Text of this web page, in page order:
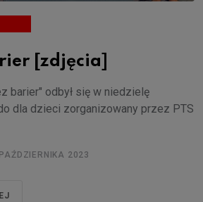
[zdjęcia]
barier" odbył się w niedzielę
dla dzieci zorganizowany przez PTS
2023